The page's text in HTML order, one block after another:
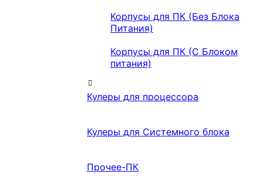
Корпусы для ПК (Без Блока
Питания)
Корпусы для ПК (С Блоком
питания)
Кулеры для процессора
Кулеры для Системного блока
Прочее-ПК